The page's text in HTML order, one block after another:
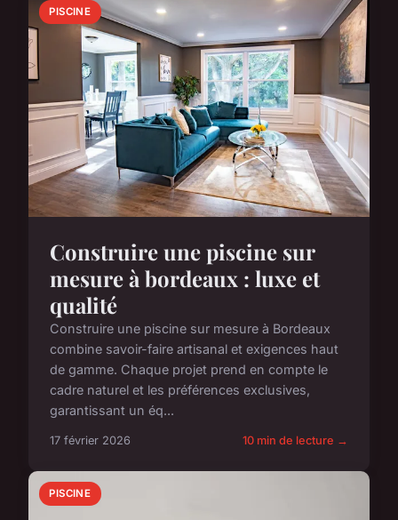
PISCINE
Construire une piscine sur
mesure à bordeaux : luxe et
qualité
Construire une piscine sur mesure à Bordeaux
combine savoir-faire artisanal et exigences haut
de gamme. Chaque projet prend en compte le
cadre naturel et les préférences exclusives,
garantissant un éq...
17 février 2026 10 min de lecture →
PISCINE